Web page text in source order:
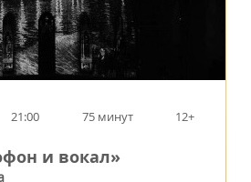
21:00 75 минут 12+
и вокал»